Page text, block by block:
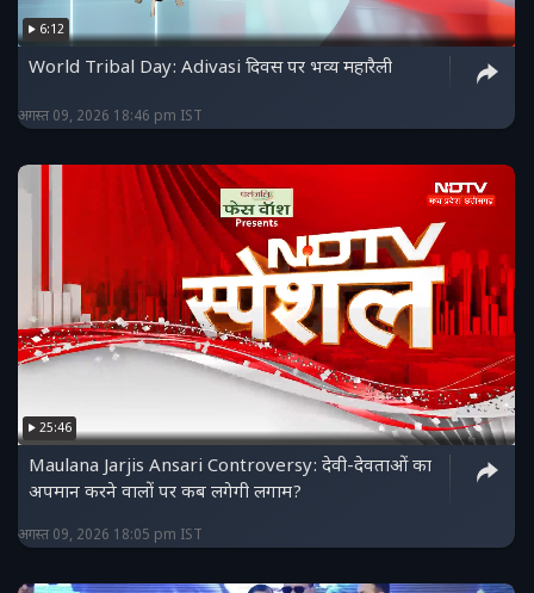
6:12
World Tribal Day: Adivasi दिवस पर भव्य महारैली
अगस्त 09, 2026 18:46 pm IST
25:46
Maulana Jarjis Ansari Controversy: देवी-देवताओं का
अपमान करने वालों पर कब लगेगी लगाम?
अगस्त 09, 2026 18:05 pm IST